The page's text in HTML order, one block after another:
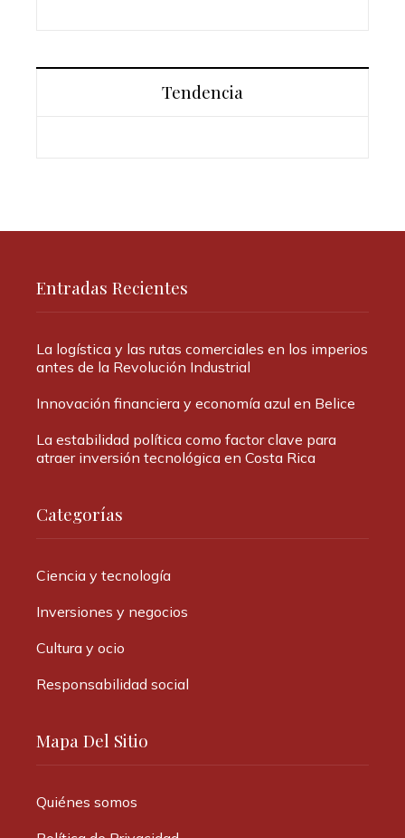
Tendencia
Entradas Recientes
La logística y las rutas comerciales en los imperios
antes de la Revolución Industrial
Innovación financiera y economía azul en Belice
La estabilidad política como factor clave para
atraer inversión tecnológica en Costa Rica
Categorías
Ciencia y tecnología
Inversiones y negocios
Cultura y ocio
Responsabilidad social
Mapa Del Sitio
Quiénes somos